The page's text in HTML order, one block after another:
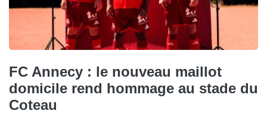
FC Annecy : le nouveau maillot
domicile rend hommage au stade du
Coteau